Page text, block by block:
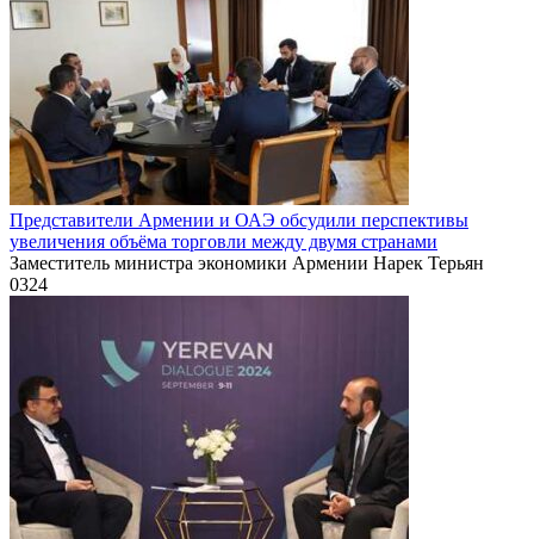
Представители Армении и ОАЭ обсудили перспективы
увеличения объёма торговли между двумя странами
Заместитель министра экономики Армении Нарек Терьян
0324